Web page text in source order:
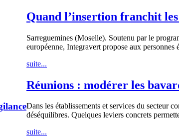
Quand l’insertion franchit
Sarreguemines (Moselle). Soutenu par le
européenne, Integravert propose aux
suite...
Réunions : modérer les
Dans les établissements et services du secteur
déséquilibres. Quelques leviers concrets
suite...